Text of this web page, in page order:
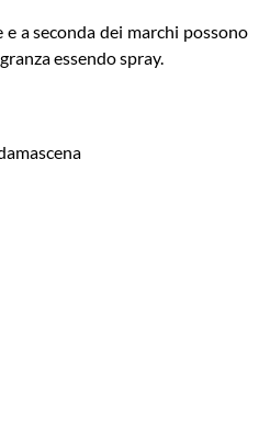
a seconda dei marchi possono
essendo spray.